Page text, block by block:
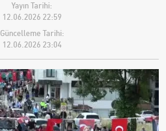
Yayın Tarihi:
12.06.2026 22:59
Güncelleme Tarihi:
12.06.2026 23:04